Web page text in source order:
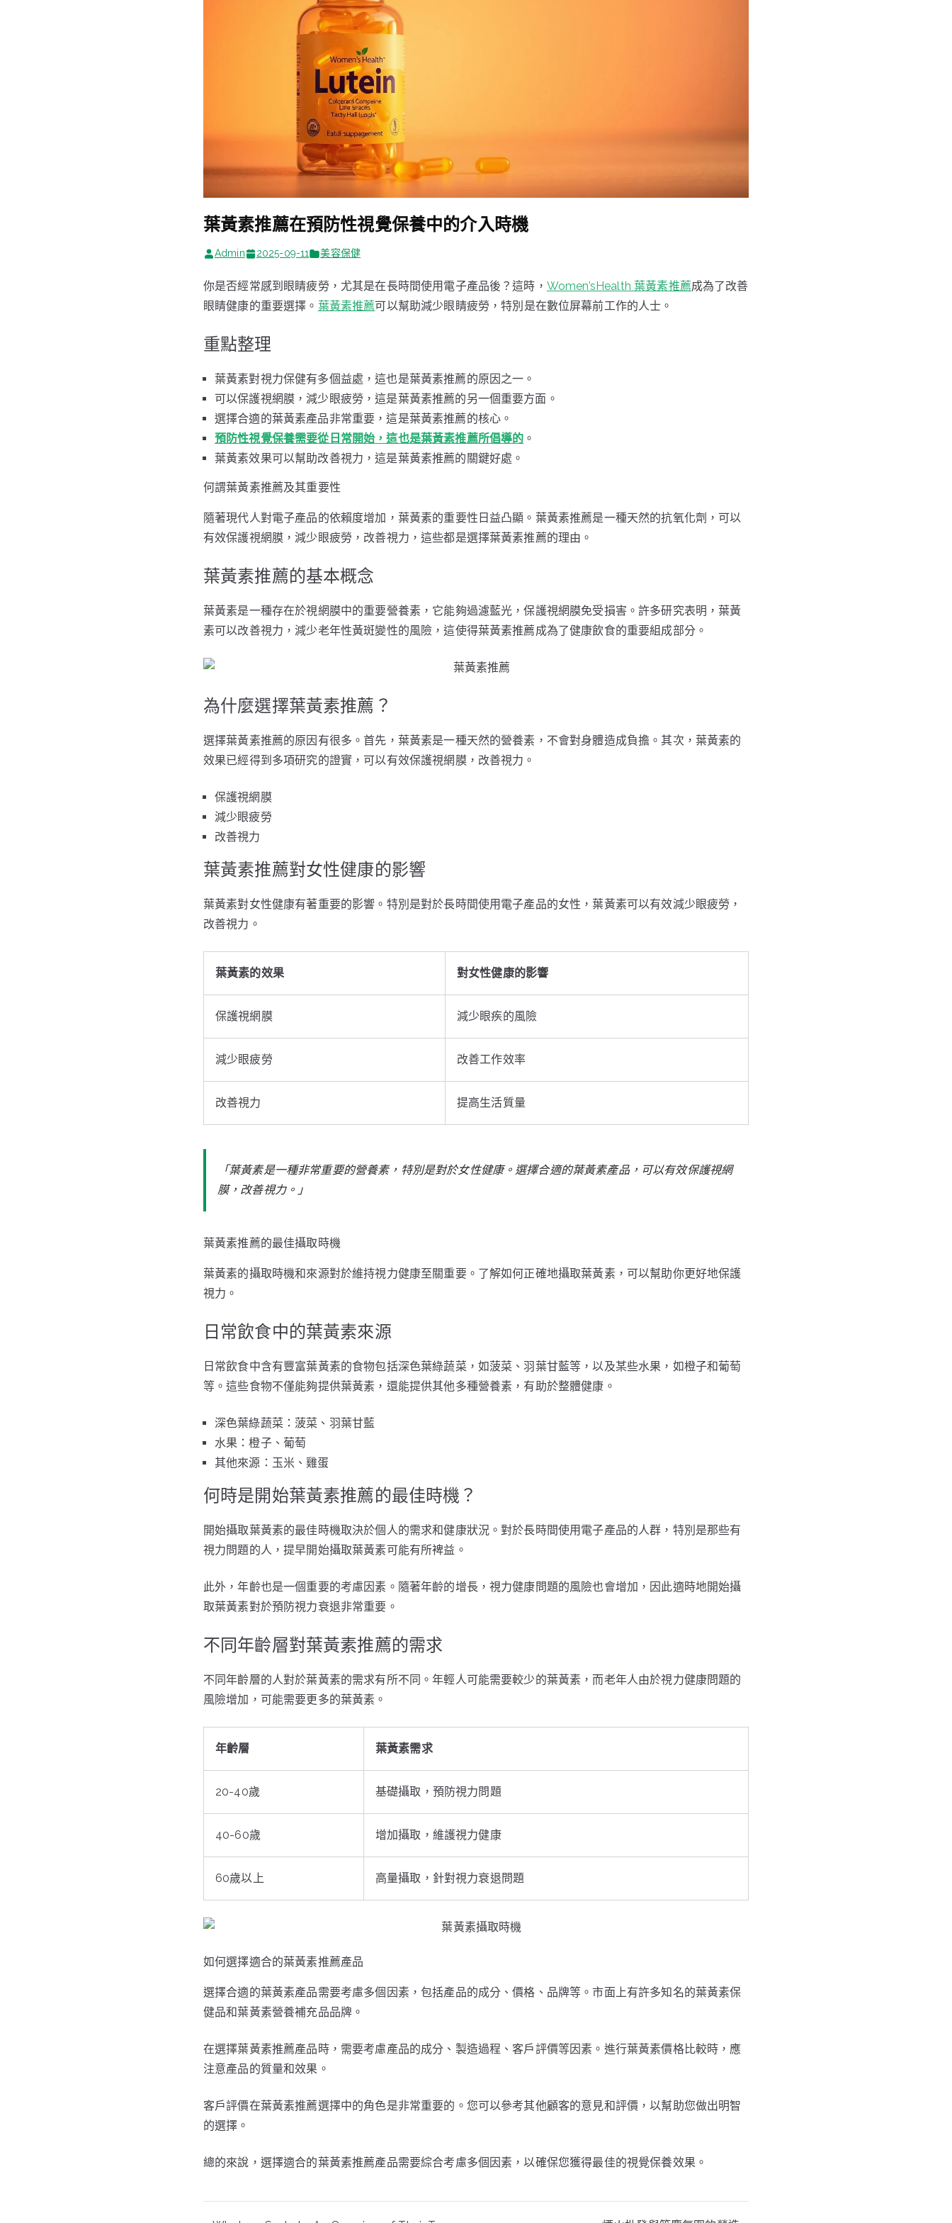
葉黃素推薦在預防性視覺保養中的介入時機
Admin 2025-09-11 美容保健
你是否經常感到眼睛疲勞，尤其是在長時間使用電子產品後？這時， Women’sHealth 葉黃素推薦成為了改善
眼睛健康的重要選擇。 葉黃素推薦可以幫助減少眼睛疲勞，特別是在數位屏幕前工作的人士。
重點整理
葉黃素對視力保健有多個益處，這也是葉黃素推薦的原因之一。
可以保護視網膜，減少眼疲勞，這是葉黃素推薦的另一個重要方面。
選擇合適的葉黃素產品非常重要，這是葉黃素推薦的核心。
預防性視覺保養需要從日常開始，這也是葉黃素推薦所倡導的 。
葉黃素效果可以幫助改善視力，這是葉黃素推薦的關鍵好處。
何謂葉黃素推薦及其重要性
隨著現代人對電子產品的依賴度增加，葉黃素的重要性日益凸顯。葉黃素推薦是一種天然的抗氧化劑，可以
有效保護視網膜，減少眼疲勞，改善視力，這些都是選擇葉黃素推薦的理由。
葉黃素推薦的基本概念
葉黃素是一種存在於視網膜中的重要營養素，它能夠過濾藍光，保護視網膜免受損害。許多研究表明，葉黃
素可以改善視力，減少老年性黃斑變性的風險，這使得葉黃素推薦成為了健康飲食的重要組成部分。
為什麼選擇葉黃素推薦？
選擇葉黃素推薦的原因有很多。首先，葉黃素是一種天然的營養素，不會對身體造成負擔。其次，葉黃素的
效果已經得到多項研究的證實，可以有效保護視網膜，改善視力。
保護視網膜
減少眼疲勞
改善視力
葉黃素推薦對女性健康的影響
葉黃素對女性健康有著重要的影響。特別是對於長時間使用電子產品的女性，葉黃素可以有效減少眼疲勞，
改善視力。
葉黃素的效果 對女性健康的影響
保護視網膜 減少眼疾的風險
減少眼疲勞 改善工作效率
改善視力 提高生活質量
「葉黃素是一種非常重要的營養素，特別是對於女性健康。選擇合適的葉黃素產品，可以有效保護視網
膜，改善視力。」
葉黃素推薦的最佳攝取時機
葉黃素的攝取時機和來源對於維持視力健康至關重要。了解如何正確地攝取葉黃素，可以幫助你更好地保護
視力。
日常飲食中的葉黃素來源
日常飲食中含有豐富葉黃素的食物包括深色葉綠蔬菜，如菠菜、羽葉甘藍等，以及某些水果，如橙子和葡萄
等。這些食物不僅能夠提供葉黃素，還能提供其他多種營養素，有助於整體健康。
深色葉綠蔬菜：菠菜、羽葉甘藍
水果：橙子、葡萄
其他來源：玉米、雞蛋
何時是開始葉黃素推薦的最佳時機？
開始攝取葉黃素的最佳時機取決於個人的需求和健康狀況。對於長時間使用電子產品的人群，特別是那些有
視力問題的人，提早開始攝取葉黃素可能有所裨益。
此外，年齡也是一個重要的考慮因素。隨著年齡的增長，視力健康問題的風險也會增加，因此適時地開始攝
取葉黃素對於預防視力衰退非常重要。
不同年齡層對葉黃素推薦的需求
不同年齡層的人對於葉黃素的需求有所不同。年輕人可能需要較少的葉黃素，而老年人由於視力健康問題的
風險增加，可能需要更多的葉黃素。
年齡層 葉黃素需求
20-40歲 基礎攝取，預防視力問題
40-60歲 增加攝取，維護視力健康
60歲以上 高量攝取，針對視力衰退問題
如何選擇適合的葉黃素推薦產品
選擇合適的葉黃素產品需要考慮多個因素，包括產品的成分、價格、品牌等。市面上有許多知名的葉黃素保
健品和葉黃素營養補充品品牌。
在選擇葉黃素推薦產品時，需要考慮產品的成分、製造過程、客戶評價等因素。進行葉黃素價格比較時，應
注意產品的質量和效果。
客戶評價在葉黃素推薦選擇中的角色是非常重要的。您可以參考其他顧客的意見和評價，以幫助您做出明智
的選擇。
總的來說，選擇適合的葉黃素推薦產品需要綜合考慮多個因素，以確保您獲得最佳的視覺保養效果。